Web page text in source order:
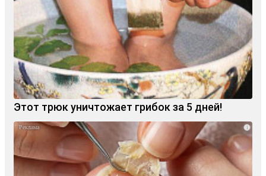
Этот трюк уничтожает грибок за 5 дней!
i